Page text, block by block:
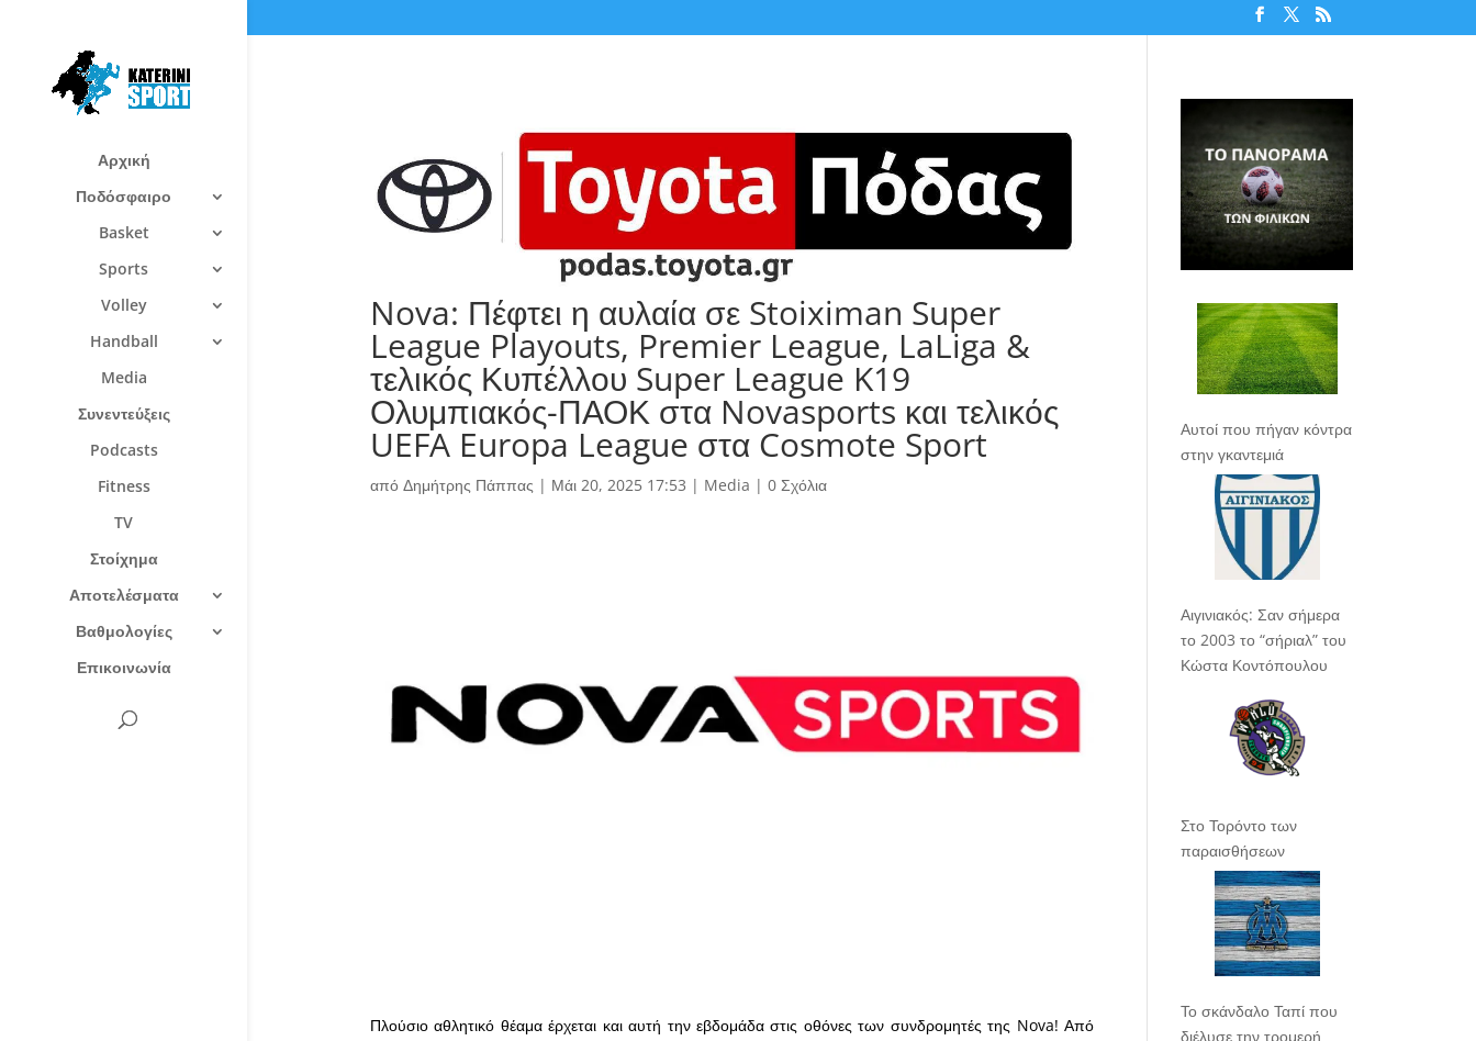
Αρχική
Ποδόσφαιρο
Basket
Sports
Volley
Handball
Media
Συνεντεύξεις
Podcasts
Fitness
TV
Στοίχημα
Αποτελέσματα
Βαθμολογίες
Επικοινωνία
Nova: Πέφτει η αυλαία σε Stoiximan Super
League Playouts, Premier League, LaLiga &
τελικός Κυπέλλου Super League K19
Ολυμπιακός-ΠΑΟΚ στα Novasports και τελικός
UEFA Europa League στα Cosmote Sport
από Δημήτρης Πάππας | Μάι 20, 2025 17:53 | Media | 0 Σχόλια
Πλούσιο αθλητικό θέαμα έρχεται και αυτή την εβδομάδα στις οθόνες των συνδρομητές της Nova! Από
Αυτοί που πήγαν κόντρα
στην γκαντεμιά
Αιγινιακός: Σαν σήμερα
το 2003 το “σήριαλ” του
Κώστα Κοντόπουλου
Στο Τορόντο των
παραισθήσεων
Το σκάνδαλο Ταπί που
διέλυσε την τρομερή